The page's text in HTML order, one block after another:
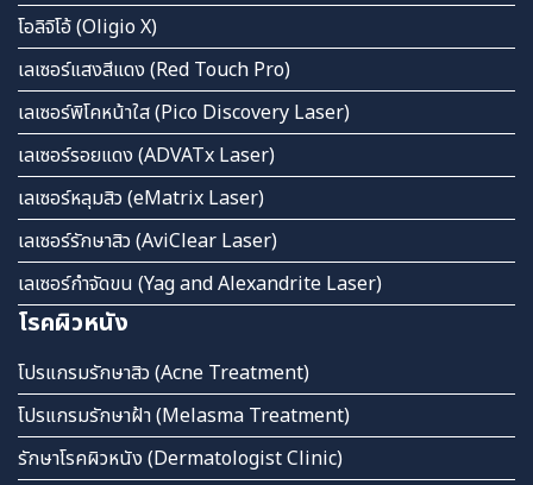
โอลิจิโอ้ (Oligio X)
เลเซอร์แสงสีแดง (Red Touch Pro)
เลเซอร์พิโคหน้าใส (Pico Discovery Laser)
เลเซอร์รอยแดง (ADVATx Laser)
เลเซอร์หลุมสิว (eMatrix Laser)
เลเซอร์รักษาสิว (AviClear Laser)
เลเซอร์กำจัดขน (Yag and Alexandrite Laser)
โรคผิวหนัง
โปรแกรมรักษาสิว (Acne Treatment)
โปรแกรมรักษาฝ้า (Melasma Treatment)
รักษาโรคผิวหนัง (Dermatologist Clinic)